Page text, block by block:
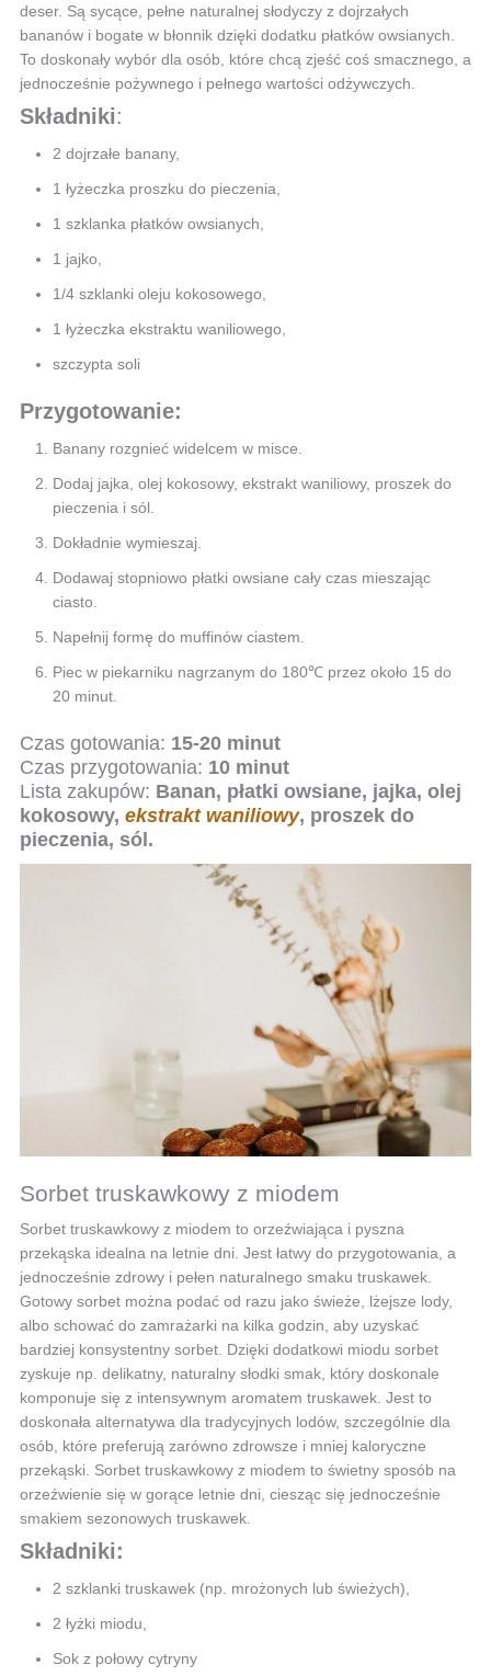
deser. Są sycące, pełne naturalnej słodyczy z dojrzałych
bananów i bogate w błonnik dzięki dodatku płatków owsianych.
To doskonały wybór dla osób, które chcą zjeść coś smacznego, a
jednocześnie pożywnego i pełnego wartości odżywczych.
Składniki:
2 dojrzałe banany,
1 łyżeczka proszku do pieczenia,
1 szklanka płatków owsianych,
1 jajko,
1/4 szklanki oleju kokosowego,
1 łyżeczka ekstraktu waniliowego,
szczypta soli
Przygotowanie:
Banany rozgnieć widelcem w misce.
Dodaj jajka, olej kokosowy, ekstrakt waniliowy, proszek do
pieczenia i sól.
Dokładnie wymieszaj.
Dodawaj stopniowo płatki owsiane cały czas mieszając
ciasto.
Napełnij formę do muffinów ciastem.
Piec w piekarniku nagrzanym do 180℃ przez około 15 do
20 minut.
Czas gotowania: 15-20 minut
Czas przygotowania: 10 minut
Lista zakupów: Banan, płatki owsiane, jajka, olej
kokosowy, ekstrakt waniliowy, proszek do
pieczenia, sól.
Sorbet truskawkowy z miodem
Sorbet truskawkowy z miodem to orzeźwiająca i pyszna
przekąska idealna na letnie dni. Jest łatwy do przygotowania, a
jednocześnie zdrowy i pełen naturalnego smaku truskawek.
Gotowy sorbet można podać od razu jako świeże, lżejsze lody,
albo schować do zamrażarki na kilka godzin, aby uzyskać
bardziej konsystentny sorbet. Dzięki dodatkowi miodu sorbet
zyskuje np. delikatny, naturalny słodki smak, który doskonale
komponuje się z intensywnym aromatem truskawek. Jest to
doskonała alternatywa dla tradycyjnych lodów, szczególnie dla
osób, które preferują zarówno zdrowsze i mniej kaloryczne
przekąski. Sorbet truskawkowy z miodem to świetny sposób na
orzeźwienie się w gorące letnie dni, ciesząc się jednocześnie
smakiem sezonowych truskawek.
Składniki:
2 szklanki truskawek (np. mrożonych lub świeżych),
2 łyżki miodu,
Sok z połowy cytryny